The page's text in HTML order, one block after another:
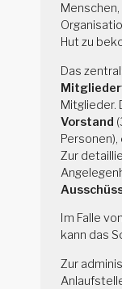
Hut zu
Das
Mitglieder.
Vorstand
Zur
Im Falle
kann das
Zur